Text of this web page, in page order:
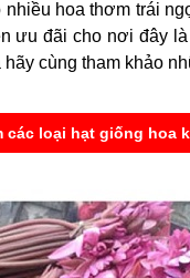
hoa thơm trái
ưu đãi cho nơi đây
cùng tham khảo
các loại hạt giống hoa